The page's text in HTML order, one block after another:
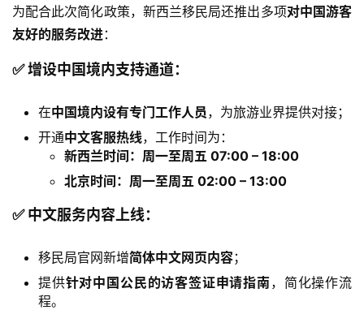
技
能
移
投
庭
团
为配合此次简化政策，新西兰移民局还推出多项对中国游客
友好的服务改进：
✅ 增设中国境内支持通道：
在中国境内设有专门工作人员 ，为旅游业界提供对接；
开通中文客服热线，工作时间为：
新西兰时间：周一至周五 07:00 – 18:00
北京时间：周一至周五 02:00 – 13:00
✅ 中文服务内容上线：
移民局官网新增简体中文网页内容；
提供针对中国公民的访客签证申请指南，简化操作流
程。